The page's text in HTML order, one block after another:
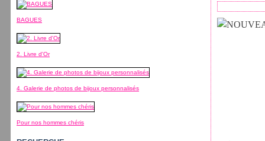
BAGUES
2. Livre d'Or
4. Galerie de photos de bijoux personnalisés
Pour nos hommes chéris